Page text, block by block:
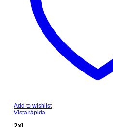
Add to wishlist
Vista rápida
2x1